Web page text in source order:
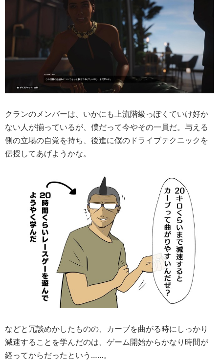
クランのメンバーは、いかにも上流階級っぽくていけ好か
ない人が揃っているが、僕だって今やその一員だ。与える
側の立場の自覚を持ち、後進に僕のドライブテクニックを
伝授してあげようかな。
などと冗談めかしたものの、カーブを曲がる時にしっかり
減速することを学んだのは、ゲーム開始からかなり時間が
経ってからだったという……。